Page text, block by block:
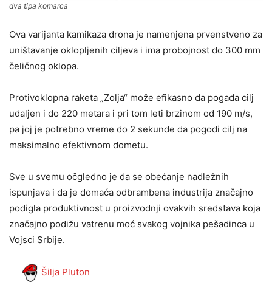
dva tipa komarca
Ova varijanta kamikaza drona je namenjena prvenstveno za
uništavanje oklopljenih ciljeva i ima probojnost do 300 mm
čeličnog oklopa.
Protivoklopna raketa „Zolja“ može efikasno da pogađa cilj
udaljen i do 220 metara i pri tom leti brzinom od 190 m/s,
pa joj je potrebno vreme do 2 sekunde da pogodi cilj na
maksimalno efektivnom dometu.
Sve u svemu očgledno je da se obećanje nadležnih
ispunjava i da je domaća odbrambena industrija značajno
podigla produktivnost u proizvodnji ovakvih sredstava koja
značajno podižu vatrenu moć svakog vojnika pešadinca u
Vojsci Srbije.
Šilja Pluton